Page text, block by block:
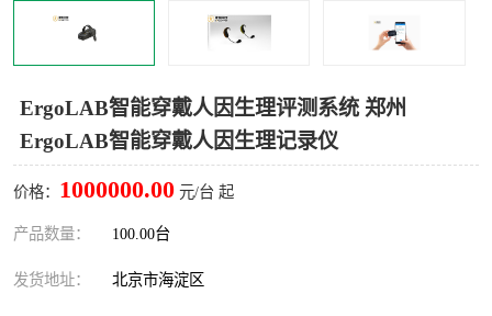
ErgoLAB智能穿戴人因生理评测系统 郑州
ErgoLAB智能穿戴人因生理记录仪
价格： 1000000.00 元/台 起
产品数量： 100.00台
发货地址： 北京市海淀区